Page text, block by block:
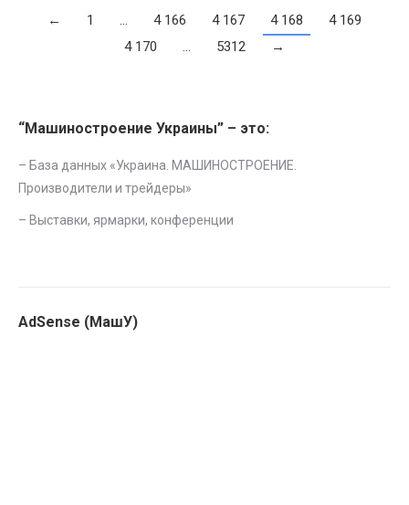
← 1 … 4 166 4 167 4 168
4 169
4 170
… 5312 →
“Машиностроение Украины” – это:
– База данных «Украина. МАШИНОСТРОЕНИЕ.
Производители и трейдеры»
– Выставки, ярмарки, конференции
AdSense (МашУ)